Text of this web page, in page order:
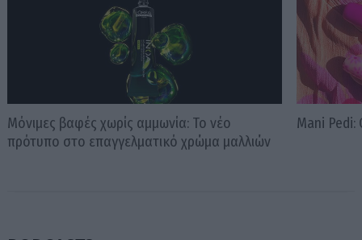
Μόνιμες βαφές χωρίς αμμωνία: Το νέο
πρότυπο στο επαγγελματικό χρώμα μαλλιών
Mani Pedi: